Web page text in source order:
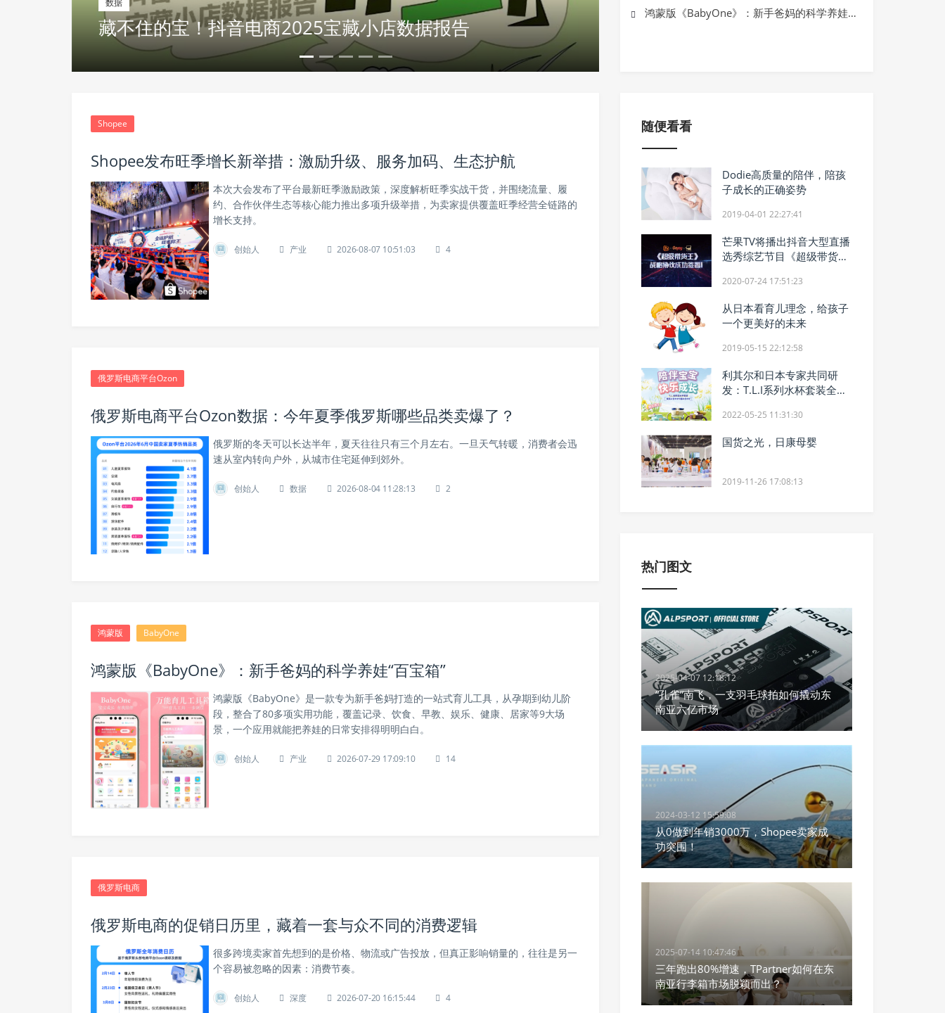
数据
藏不住的宝！抖音电商2025宝藏小店数据报告
爆“好新品”
鸿蒙版《BabyOne》：新手爸妈的科学养娃“百宝箱”
Shopee
Shopee发布旺季增长新举措：激励升级、服务加码、生态护航
本次大会发布了平台最新旺季激励政策，深度解析旺季实战干货，并围绕流量、履
约、合作伙伴生态等核心能力推出多项升级举措，为卖家提供覆盖旺季经营全链路的
增长支持。
创始人 产业 2026-08-07 10:51:03 4
俄罗斯电商平台Ozon
俄罗斯电商平台Ozon数据：今年夏季俄罗斯哪些品类卖爆了？
俄罗斯的冬天可以长达半年，夏天往往只有三个月左右。一旦天气转暖，消费者会迅
速从室内转向户外，从城市住宅延伸到郊外。
创始人 数据 2026-08-04 11:28:13 2
鸿蒙版 BabyOne
鸿蒙版《BabyOne》：新手爸妈的科学养娃“百宝箱”
鸿蒙版《BabyOne》是一款专为新手爸妈打造的一站式育儿工具，从孕期到幼儿阶
段，整合了80多项实用功能，覆盖记录、饮食、早教、娱乐、健康、居家等9大场
景，一个应用就能把养娃的日常安排得明明白白。
创始人 产业 2026-07-29 17:09:10 14
俄罗斯电商
俄罗斯电商的促销日历里，藏着一套与众不同的消费逻辑
很多跨境卖家首先想到的是价格、物流或广告投放，但真正影响销量的，往往是另一
个容易被忽略的因素：消费节奏。
创始人 深度 2026-07-20 16:15:44 4
随便看看
Dodie高质量的陪伴，陪孩
子成长的正确姿势
2019-04-01 22:27:41
芒果TV将播出抖音大型直播
选秀综艺节目《超级带货
2020-07-24 17:51:23
从日本看育儿理念，给孩子
一个更美好的未来
2019-05-15 22:12:58
利其尔和日本专家共同研
发：T.L.I系列水杯套装全新
2022-05-25 11:31:30
国货之光，日康母婴
2019-11-26 17:08:13
热门图文
2025-04-07 12:18:12
“孔雀”南飞，一支羽毛球拍如何撬动东
南亚六亿市场
2024-03-12 15:59:08
从0做到年销3000万，Shopee卖家成
功突围！
2025-07-14 10:47:46
三年跑出80%增速，TPartner如何在东
南亚行李箱市场脱颖而出？